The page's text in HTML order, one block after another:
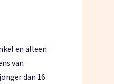
en alleen
van
dan 16